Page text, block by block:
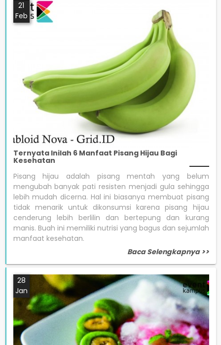
21
Feb
Ternyata Inilah 6 Manfaat Pisang Hijau Bagi
Kesehatan
Pisang hijau adalah pisang mentah yang belum
mengubah banyak pati resisten menjadi gula sehingga
lebih mudah dicerna. Hal ini biasanya membuat pisang
tidak menarik untuk dikonsumsi karena pisang hijau
cenderung lebih berlilin dan bertepung dan kurang
manis. Buah ini memiliki nutrisi yang bagus dan sejumlah
manfaat kesehatan.
Baca Selengkapnya >>
28
Jan